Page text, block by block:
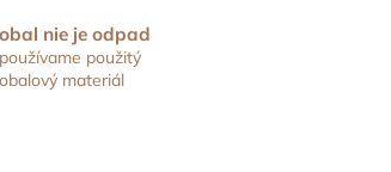
obal nie je odpad
používame použitý
obalový materiál